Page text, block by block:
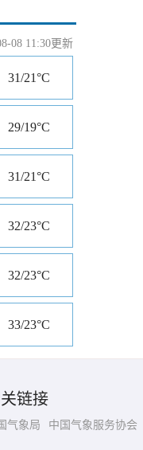
08 11:30更新
31/21°C
29/19°C
31/21°C
32/23°C
32/23°C
33/23°C
链接
气象局 中国气象服务协会